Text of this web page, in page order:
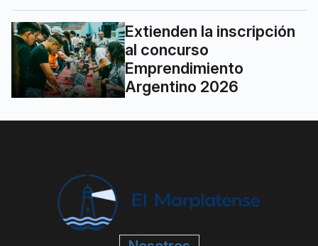
Extienden la inscripción
al concurso
Emprendimiento
Argentino 2026